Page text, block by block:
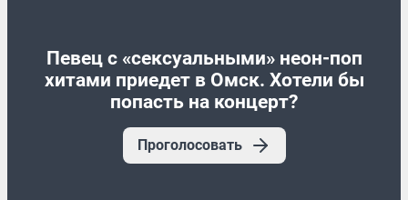
Певец с «сексуальными» неон-поп
хитами приедет в Омск. Хотели бы
попасть на концерт?
Проголосовать